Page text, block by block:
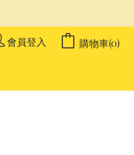
會員登入 購物車(0)